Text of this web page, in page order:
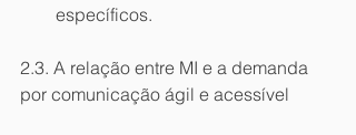
específicos.
2.3. A relação entre MI e a demanda
por comunicação ágil e acessível